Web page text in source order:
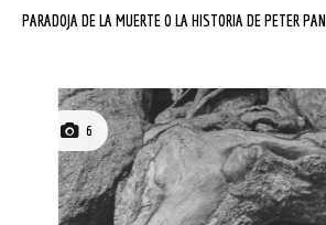
PARADOJA DE LA MUERTE O LA HISTORIA DE PETER PAN
6